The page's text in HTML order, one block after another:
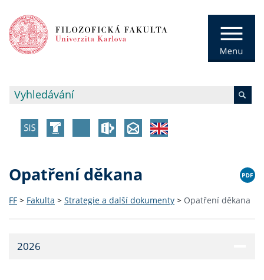
Opatření děkana
FF > Fakulta > Strategie a další dokumenty > Opatření děkana
2026